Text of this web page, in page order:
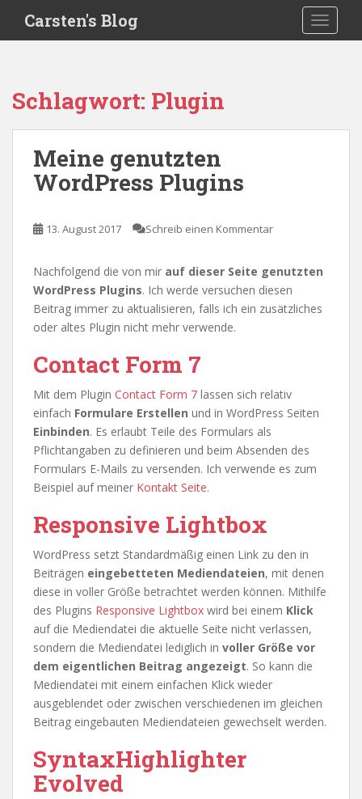
i
Carsten's Blog
Schlagwort: Plugin
Meine genutzten
WordPress Plugins
13. August 2017 Schreib einen Kommentar
Nachfolgend die von mir auf dieser Seite genutzten
WordPress Plugins. Ich werde versuchen diesen
Beitrag immer zu aktualisieren, falls ich ein zusätzliches
oder altes Plugin nicht mehr verwende.
Contact Form 7
Mit dem Plugin Contact Form 7 lassen sich relativ
einfach Formulare Erstellen und in WordPress Seiten
Einbinden. Es erlaubt Teile des Formulars als
Pflichtangaben zu definieren und beim Absenden des
Formulars E-Mails zu versenden. Ich verwende es zum
Beispiel auf meiner Kontakt Seite.
Responsive Lightbox
WordPress setzt Standardmäßig einen Link zu den in
Beiträgen eingebetteten Mediendateien, mit denen
diese in voller Größe betrachtet werden können. Mithilfe
des Plugins Responsive Lightbox wird bei einem Klick
auf die Mediendatei die aktuelle Seite nicht verlassen,
sondern die Mediendatei lediglich in voller Größe vor
dem eigentlichen Beitrag angezeigt. So kann die
Mediendatei mit einem einfachen Klick wieder
ausgeblendet oder zwischen verschiedenen im gleichen
Beitrag eingebauten Mediendateien gewechselt werden.
SyntaxHighlighter
Evolved